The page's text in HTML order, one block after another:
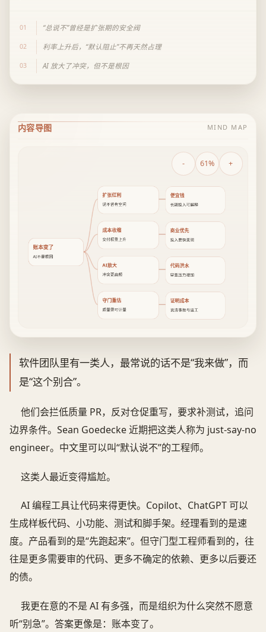
01 “总说不”曾经是扩张期的安全阀
02 利率上升后，“默认阻止”不再天然占理
03 AI 放大了冲突，但不是根因
内容导图 MIND MAP
- 61% +
账本变了
AI不是根因
扩张红利
说不曾有空间
便宜钱
长期投入可解释
成本收缩
交付权重上升
商业优先
投入要快变现
AI放大
冲突更高频
代码洪水
审查压力增加
守门重估
质量需可计量
证明成本
说清事故与返工
软件团队里有一类人，最常说的话不是“我来做”，而
是“这个别合”。
他们会拦低质量 PR，反对仓促重写，要求补测试，追问
边界条件。Sean Goedecke 近期把这类人称为 just-say-no
engineer。中文里可以叫“默认说不”的工程师。
这类人最近变得尴尬。
AI 编程工具让代码来得更快。Copilot、ChatGPT 可以
生成样板代码、小功能、测试和脚手架。经理看到的是速
度。产品看到的是“先跑起来”。但守门型工程师看到的，往
往是更多需要审的代码、更多不确定的依赖、更多以后要还
的债。
我更在意的不是 AI 有多强，而是组织为什么突然不愿意
听“别急”。答案更像是：账本变了。